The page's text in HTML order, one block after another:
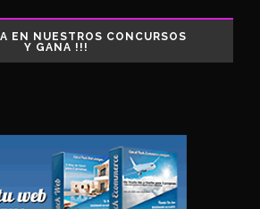
EN NUESTROS CONCURSOS
Y GANA !!!